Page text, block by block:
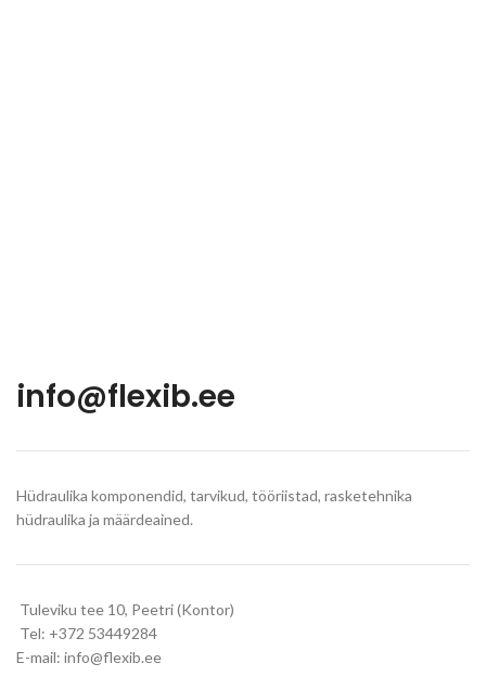
info@flexib.ee
Hüdraulika komponendid, tarvikud, tööriistad, rasketehnika
hüdraulika ja määrdeained.
Tuleviku tee 10, Peetri (Kontor)
Tel: +372 53449284
E-mail: info@flexib.ee